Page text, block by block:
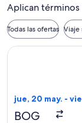
Aplican términos
Todas las ofertas Viaje
jue, 20 may. -
BOG
Seleccionar